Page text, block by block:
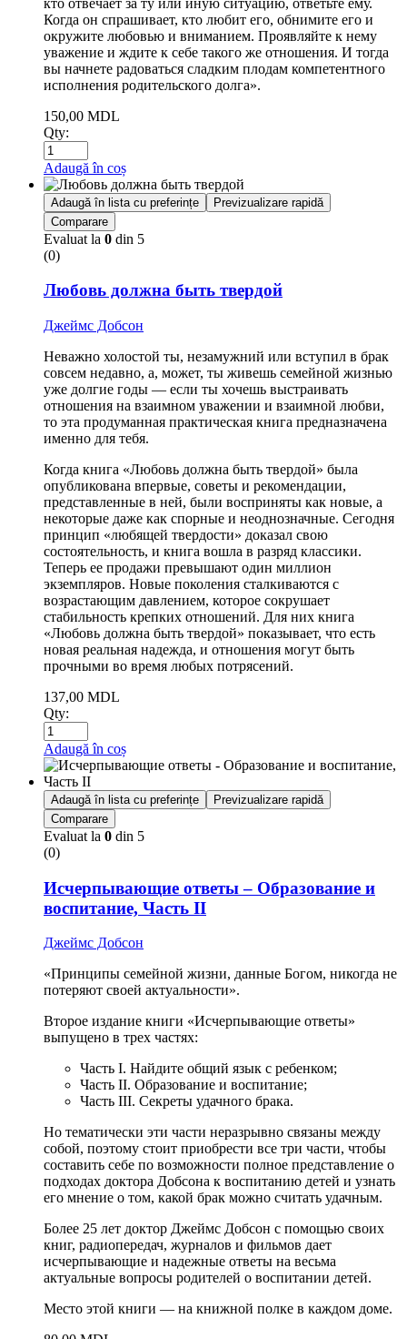
Когда он спрашивает, кто любит его, обнимите его и
окружите любовью и вниманием. Проявляйте к нему
уважение и ждите к себе такого же отношения. И тогда
вы начнете радоваться сладким плодам компетентного
исполнения родительского долга».
150,00 MDL
Qty:
Adaugă în coș
Adaugă în lista cu preferințe
Previzualizare rapidă
Comparare
Evaluat la 0 din 5
(0)
Любовь должна быть твердой
Джеймс Добсон
Неважно холостой ты, незамужний или вступил в брак
совсем недавно, а, может, ты живешь семейной жизнью
уже долгие годы — если ты хочешь выстраивать
отношения на взаимном уважении и взаимной любви,
то эта продуманная практическая книга предназначена
именно для тебя.
Когда книга «Любовь должна быть твердой» была
опубликована впервые, советы и рекомендации,
представленные в ней, были восприняты как новые, а
некоторые даже как спорные и неоднозначные. Сегодня
принцип «любящей твердости» доказал свою
состоятельность, и книга вошла в разряд классики.
Теперь ее продажи превышают один миллион
экземпляров. Новые поколения сталкиваются с
возрастающим давлением, которое сокрушает
стабильность крепких отношений. Для них книга
«Любовь должна быть твердой» показывает, что есть
новая реальная надежда, и отношения могут быть
прочными во время любых потрясений.
137,00 MDL
Qty:
Adaugă în coș
Adaugă în lista cu preferințe
Previzualizare rapidă
Comparare
Evaluat la 0 din 5
(0)
Исчерпывающие ответы – Образование и
воспитание, Часть II
Джеймс Добсон
«Принципы семейной жизни, данные Богом, никогда не
потеряют своей актуальности».
Второе издание книги «Исчерпывающие ответы»
выпущено в трех частях:
Часть I. Найдите общий язык с ребенком;
Часть II. Образование и воспитание;
Часть III. Секреты удачного брака.
Но тематически эти части неразрывно связаны между
собой, поэтому стоит приобрести все три части, чтобы
составить себе по возможности полное представление о
подходах доктора Добсона к воспитанию детей и узнать
его мнение о том, какой брак можно считать удачным.
Более 25 лет доктор Джеймс Добсон с помощью своих
книг, радиопередач, журналов и фильмов дает
исчерпывающие и надежные ответы на весьма
актуальные вопросы родителей о воспитании детей.
Место этой книги — на книжной полке в каждом доме.